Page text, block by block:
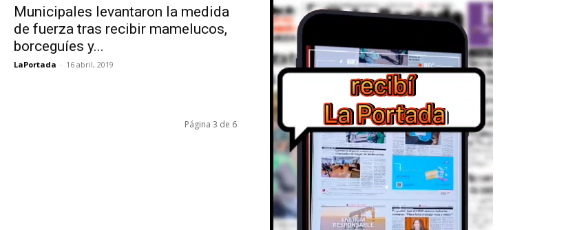
Municipales levantaron la medida
de fuerza tras recibir mamelucos,
borceguíes y...
LaPortada - 16 abril, 2019
Página 3 de 6